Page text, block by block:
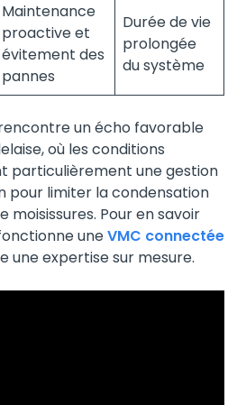
Maintenance
proactive et
évitement des
pannes
Durée de vie
prolongée
du système
un écho favorable
où les conditions
particulièrement une gestion
pour limiter la condensation
Pour en savoir
uneVMC connectée
une expertise sur mesure.